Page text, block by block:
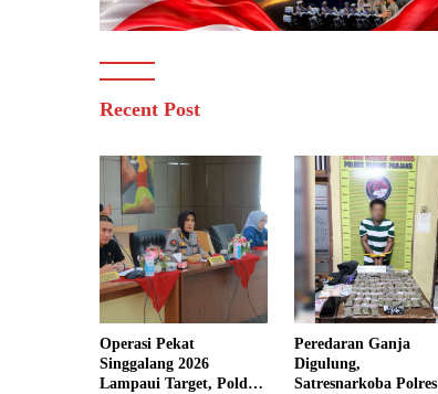
Recent Post
Operasi Pekat
Singgalang 2026
Lampaui Target, Polda
Peredaran Ganja
Digulung,
Satresnarkoba Polres